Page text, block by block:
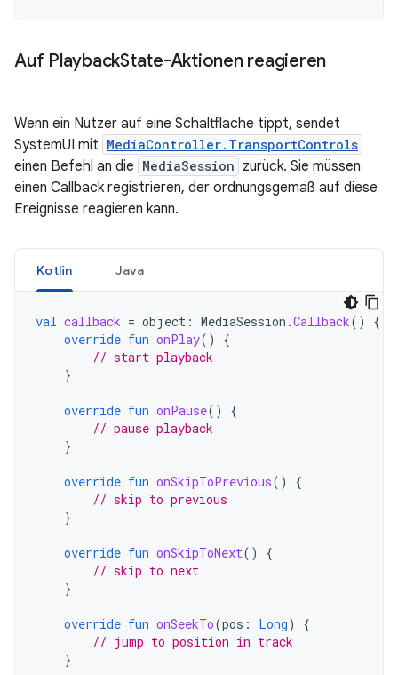
Auf PlaybackState-Aktionen reagieren
Wenn ein Nutzer auf eine Schaltfläche tippt, sendet
SystemUI mit MediaController.TransportControls
einen Befehl an die MediaSession zurück. Sie müssen
einen Callback registrieren, der ordnungsgemäß auf diese
Ereignisse reagieren kann.
Kotlin Java
val callback = object : MediaSession .Callback()
{
override fun onPlay()
{
// start playback
}
override fun onPause()
{
// pause playback
}
override fun onSkipToPrevious()
{
// skip to previous
}
override fun onSkipToNext()
{
// skip to next
}
override fun onSeekTo(pos : Long)
{
// jump to position in track
}